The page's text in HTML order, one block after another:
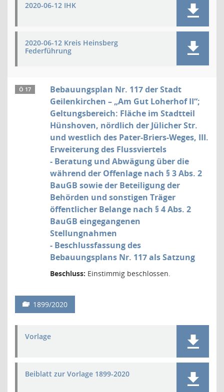
2020-06-12 IHK
2020-06-12 Kreis Heinsberg
Federführung
Ö 17
Bebauungsplan Nr. 117 der Stadt
Geilenkirchen – „Am Gut Loherhof II“;
Geltungsbereich: Fläche im Stadtteil
Hünshoven, nördlich der Jülicher Str.
und westlich des Pater-Briers-Weges, III.
Erweiterung des Flussviertels
- Beratung und Abwägung über die
während der Offenlage nach § 3 Abs. 2
BauGB sowie der Beteiligung der
Behörden und sonstigen Träger
öffentlicher Belange nach § 4 Abs. 2
BauGB eingegangenen
Stellungnahmen
- Beschlussfassung des
Bebauungsplans Nr. 117 als Satzung
Beschluss: Einstimmig beschlossen.
1899/2020
Vorlage
Beiblatt zur Vorlage 1899-2020